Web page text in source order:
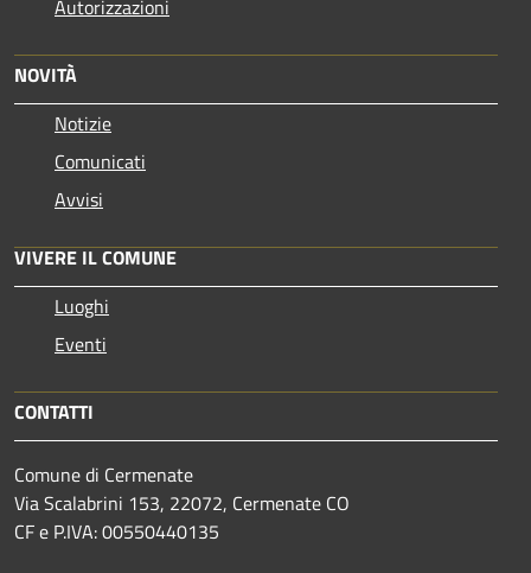
Autorizzazioni
NOVITÀ
Notizie
Comunicati
Avvisi
VIVERE IL COMUNE
Luoghi
Eventi
CONTATTI
Comune di Cermenate
Via Scalabrini 153, 22072, Cermenate CO
CF e P.IVA: 00550440135